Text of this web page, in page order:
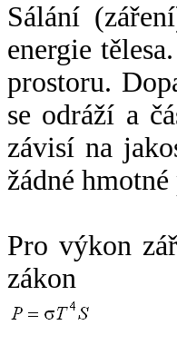
Sálání
energie
prostoru.
se odráží a
závisí na
žádné
Pro výkon
zákon